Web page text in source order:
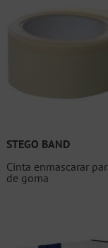
STEGO BAND
Cinta enmascarar
de goma